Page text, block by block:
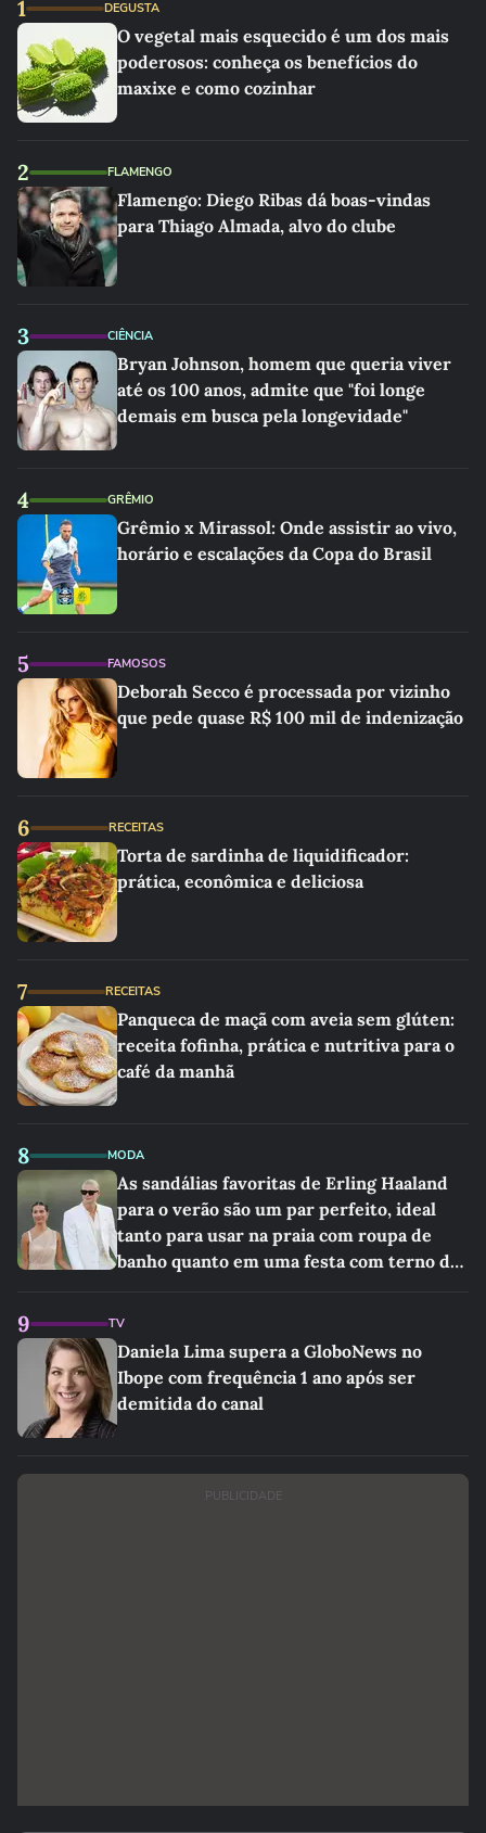
1 DEGUSTA
O vegetal mais esquecido é um dos mais
poderosos: conheça os benefícios do
maxixe e como cozinhar
2 FLAMENGO
Flamengo: Diego Ribas dá boas-vindas
para Thiago Almada, alvo do clube
3 CIÊNCIA
Bryan Johnson, homem que queria viver
até os 100 anos, admite que "foi longe
demais em busca pela longevidade"
4 GRÊMIO
Grêmio x Mirassol: Onde assistir ao vivo,
horário e escalações da Copa do Brasil
5 FAMOSOS
Deborah Secco é processada por vizinho
que pede quase R$ 100 mil de indenização
6 RECEITAS
Torta de sardinha de liquidificador:
prática, econômica e deliciosa
7 RECEITAS
Panqueca de maçã com aveia sem glúten:
receita fofinha, prática e nutritiva para o
café da manhã
8 MODA
As sandálias favoritas de Erling Haaland
para o verão são um par perfeito, ideal
tanto para usar na praia com roupa de
banho quanto em uma festa com terno de
9 TV
Daniela Lima supera a GloboNews no
Ibope com frequência 1 ano após ser
demitida do canal
PUBLICIDADE